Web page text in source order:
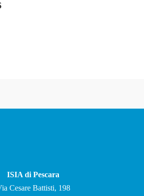
ISIA di Pescara
Cesare Battisti, 198